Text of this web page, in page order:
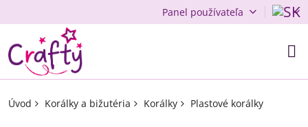
Panel používateľa
Úvod Korálky a bižutéria Korálky Plastové korálky